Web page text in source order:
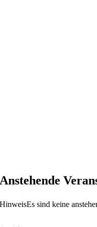
Anstehende
HinweisEs sind keine